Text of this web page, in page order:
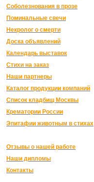
Соболезнования в прозе
Поминальные свечи
Некролог о смерти
Доска объявлений
Календарь выставок
Стихи на заказ
Наши партнеры
Каталог продукции компаний
Список кладбищ Москвы
Крематории России
Эпитафии животным в стихах
Отзывы о нашей работе
Наши дипломы
Контакты